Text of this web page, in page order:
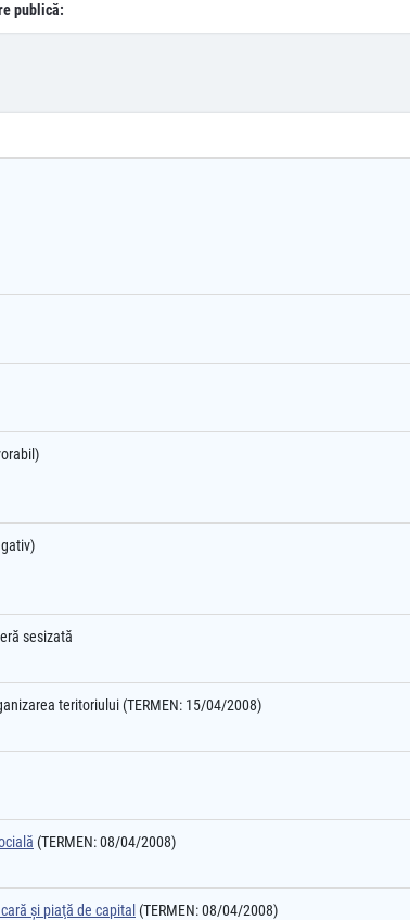
publică:
sesizată
teritoriului (TERMEN: 15/04/2008)
(TERMEN: 08/04/2008)
şi piaţă de capital (TERMEN: 08/04/2008)